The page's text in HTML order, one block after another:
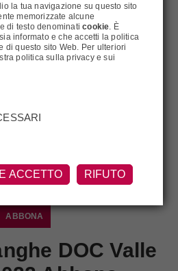
ABBONA
DOC Valle
la tua navigazione su questo sito
memorizzate alcune
di testo denominaticookie . È
informato e che accetti la politica
di questo sito Web. Per ulteriori
politica sulla privacy e sui
ACCETTO RIFUTO